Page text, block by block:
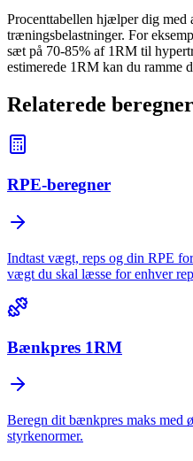
Procenttabellen hjælper dig med
træningsbelastninger. For
sæt på 70-85% af 1RM til
estimerede 1RM kan du ramme
Relaterede
RPE-beregner
Indtast vægt, reps og din RPE
vægt du skal læsse for enhver
Bænkpres 1RM
Beregn dit bænkpres maks med
styrkenormer.